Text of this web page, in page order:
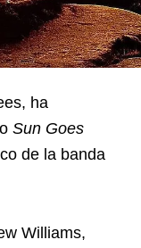
ha
Sun Goes
de la banda
Williams,